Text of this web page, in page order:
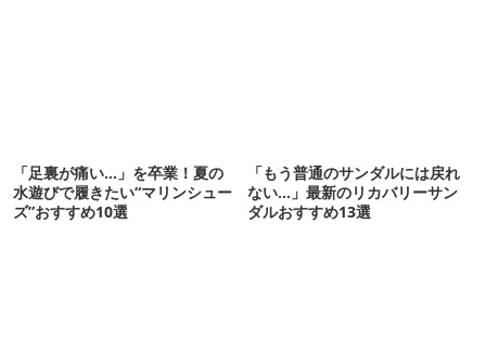
「足裏が痛い…」を卒業！夏の
水遊びで履きたい“マリンシュー
ズ”おすすめ10選
「もう普通のサンダルには戻れ
ない…」最新のリカバリーサン
ダルおすすめ13選